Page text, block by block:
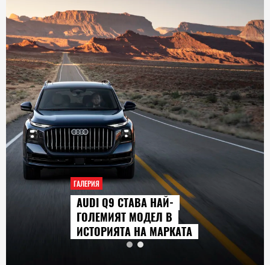
ГАЛЕРИЯ
AUDI Q9 СТАВА НАЙ-
ГОЛЕМИЯТ МОДЕЛ В
ИСТОРИЯТА НА МАРКАТА